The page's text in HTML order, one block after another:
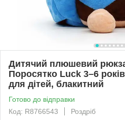
Дитячий плюшевий
Поросятко Luck 3–6
для дітей, блакитний
Готово до відправки
Код: R8766543
Роздріб